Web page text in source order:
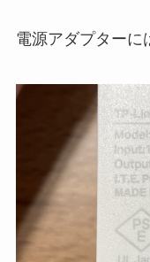
電源アダプターに